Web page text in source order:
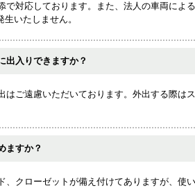
で対応しております。また、法人の車両によ
いたしません。
出入りできますか？
はご遠慮いただいております。外出する際は
ますか？
、クローゼットが備え付けてありますが、使